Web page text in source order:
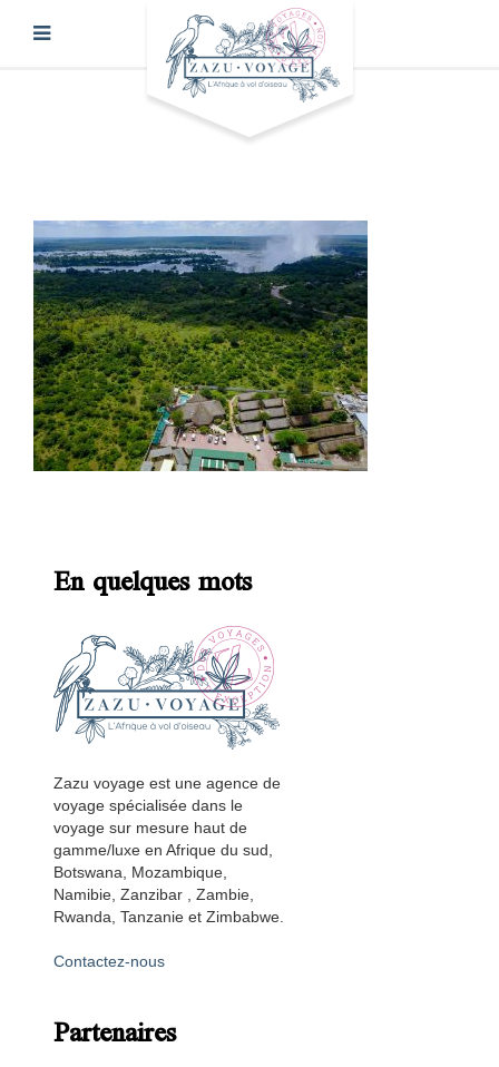
En quelques mots
Zazu voyage est une agence de
voyage spécialisée dans le
voyage sur mesure haut de
gamme/luxe en Afrique du sud,
Botswana, Mozambique,
Namibie, Zanzibar , Zambie,
Rwanda, Tanzanie et Zimbabwe.
Contactez-nous
Partenaires